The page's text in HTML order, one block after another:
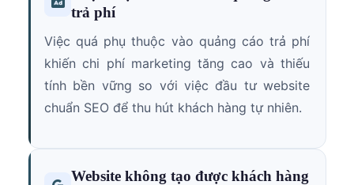
trả phí
Việc quá phụ thuộc vào quảng cáo trả phí
khiến chi phí marketing tăng cao và thiếu
tính bền vững so với việc đầu tư website
chuẩn SEO để thu hút khách hàng tự nhiên.
Website không tạo được khách hàng